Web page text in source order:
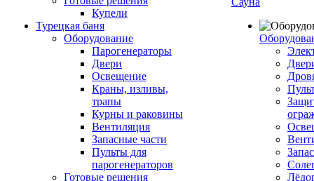
Купели
Турецкая баня
Оборудование
Парогенераторы
Двери
Освещение
Краны, изливы,
трапы
Курны и раковины
Вентиляция
Запасные части
Пульты для
парогенераторов
Готовые решения